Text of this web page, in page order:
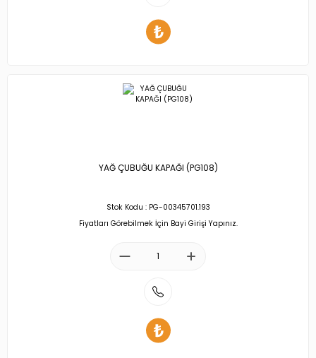
YAĞ ÇUBUĞU KAPAĞI (PG108)
Stok Kodu : PG-00345701.193
Fiyatları Görebilmek İçin Bayi Girişi Yapınız.